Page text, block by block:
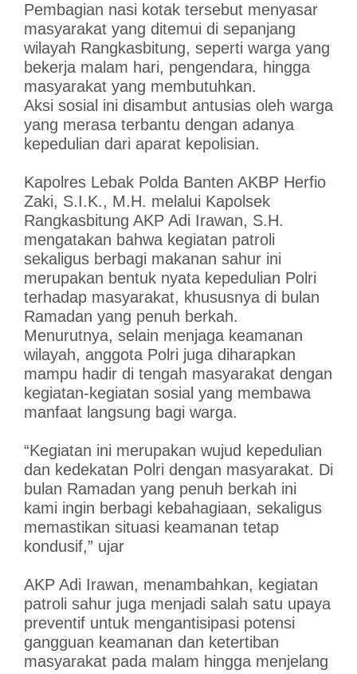
Pembagian nasi kotak tersebut menyasar
masyarakat yang ditemui di sepanjang
wilayah Rangkasbitung, seperti warga yang
bekerja malam hari, pengendara, hingga
masyarakat yang membutuhkan.
Aksi sosial ini disambut antusias oleh warga
yang merasa terbantu dengan adanya
kepedulian dari aparat kepolisian.
Kapolres Lebak Polda Banten AKBP Herfio
Zaki, S.I.K., M.H. melalui Kapolsek
Rangkasbitung AKP Adi Irawan, S.H.
mengatakan bahwa kegiatan patroli
sekaligus berbagi makanan sahur ini
merupakan bentuk nyata kepedulian Polri
terhadap masyarakat, khususnya di bulan
Ramadan yang penuh berkah.
Menurutnya, selain menjaga keamanan
wilayah, anggota Polri juga diharapkan
mampu hadir di tengah masyarakat dengan
kegiatan-kegiatan sosial yang membawa
manfaat langsung bagi warga.
“Kegiatan ini merupakan wujud kepedulian
dan kedekatan Polri dengan masyarakat. Di
bulan Ramadan yang penuh berkah ini
kami ingin berbagi kebahagiaan, sekaligus
memastikan situasi keamanan tetap
kondusif,” ujar
AKP Adi Irawan, menambahkan, kegiatan
patroli sahur juga menjadi salah satu upaya
preventif untuk mengantisipasi potensi
gangguan keamanan dan ketertiban
masyarakat pada malam hingga menjelang